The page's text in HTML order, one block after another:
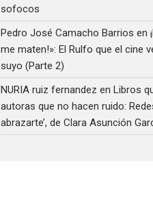
sofocos
Pedro José Camacho Barrios en
me maten!»: El Rulfo que el cine
suyo (Parte 2)
NURIA ruiz fernandez en Libros
autoras que no hacen ruido:
abrazarte’, de Clara Asunción